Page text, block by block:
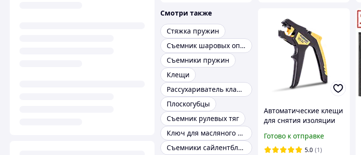
Смотри также
Стяжка пружин
Съемник шаровых опор
Съемники пружин
Клещи
Рассухариватель клапанов
Плоскогубцы
Съемник рулевых тяг
Ключ для масляного фильтра
Съемники сайлентблоков
Автоматические клещи
для снятия изоляции
Готово к отправке
5.0 (1)